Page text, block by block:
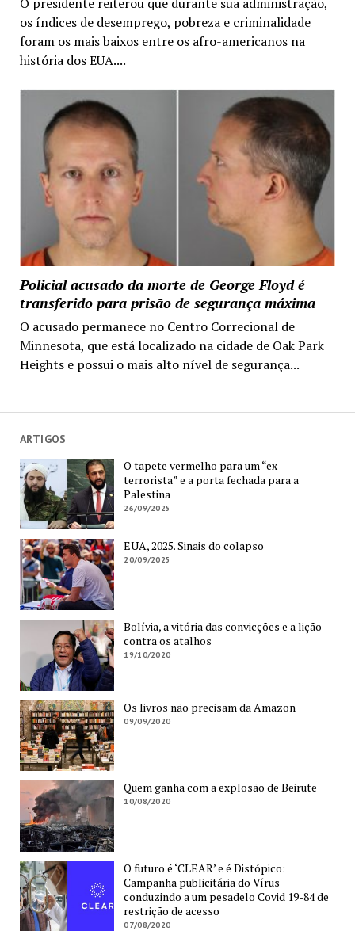
os índices de desemprego, pobreza e criminalidade
foram os mais baixos entre os afro-americanos na
história dos EUA....
Policial acusado da morte de George Floyd é
transferido para prisão de segurança máxima
O acusado permanece no Centro Correcional de
Minnesota, que está localizado na cidade de Oak Park
Heights e possui o mais alto nível de segurança...
ARTIGOS
O tapete vermelho para um “ex-
terrorista” e a porta fechada para a
Palestina
26/09/2025
EUA, 2025. Sinais do colapso
20/09/2025
Bolívia, a vitória das convicções e a lição
contra os atalhos
19/10/2020
Os livros não precisam da Amazon
09/09/2020
Quem ganha com a explosão de Beirute
10/08/2020
O futuro é ‘CLEAR’ e é Distópico:
Campanha publicitária do Vírus
conduzindo a um pesadelo Covid 19-84 de
restrição de acesso
07/08/2020